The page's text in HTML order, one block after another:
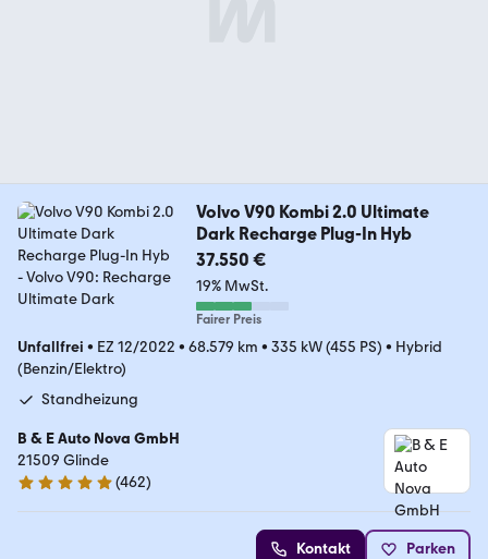
Volvo V90 Kombi 2.0 Ultimate
Dark Recharge Plug-In Hyb
37.550 €
19% MwSt.
Fairer Preis
Unfallfrei • EZ 12/2022 • 68.579 km • 335 kW (455 PS) • Hybrid
(Benzin/Elektro)
Standheizung
B & E Auto Nova GmbH
21509 Glinde
4.9 Sterne
(462)
Kontakt Parken